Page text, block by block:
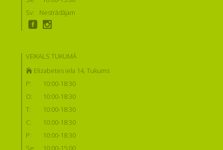
Sv:
Nestrādājam
VEIKALS TUKUMĀ
Elizabetes iela 14, Tukums
P:
10:00-18:30
O:
10:00-18:30
T:
10:00-18:30
C:
10:00-18:30
P:
10:00-18:30
Se:
10:00-15:00